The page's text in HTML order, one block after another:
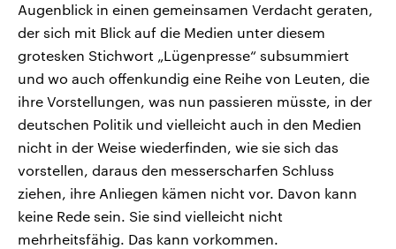
Augenblick in einen gemeinsamen Verdacht geraten,
der sich mit Blick auf die Medien unter diesem
grotesken Stichwort „Lügenpresse“ subsummiert
und wo auch offenkundig eine Reihe von Leuten, die
ihre Vorstellungen, was nun passieren müsste, in der
deutschen Politik und vielleicht auch in den Medien
nicht in der Weise wiederfinden, wie sie sich das
vorstellen, daraus den messerscharfen Schluss
ziehen, ihre Anliegen kämen nicht vor. Davon kann
keine Rede sein. Sie sind vielleicht nicht
mehrheitsfähig. Das kann vorkommen.